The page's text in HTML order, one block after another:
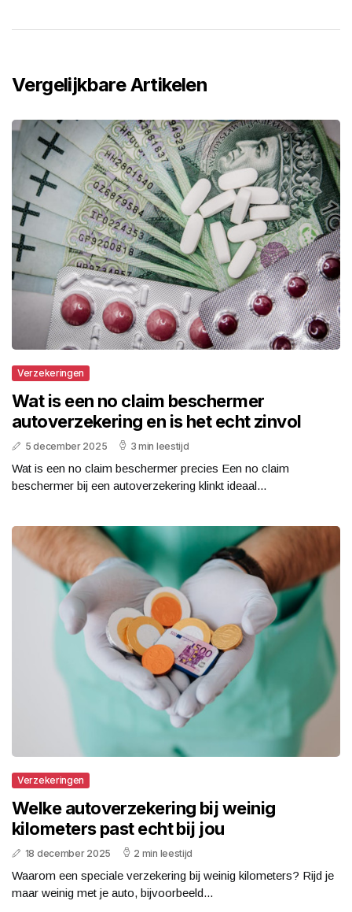
Vergelijkbare Artikelen
Verzekeringen
Wat is een no claim beschermer
autoverzekering en is het echt zinvol
5 december 2025 3 min leestijd
Wat is een no claim beschermer precies Een no claim
beschermer bij een autoverzekering klinkt ideaal...
Verzekeringen
Welke autoverzekering bij weinig
kilometers past echt bij jou
18 december 2025 2 min leestijd
Waarom een speciale verzekering bij weinig kilometers? Rijd je
maar weinig met je auto, bijvoorbeeld...